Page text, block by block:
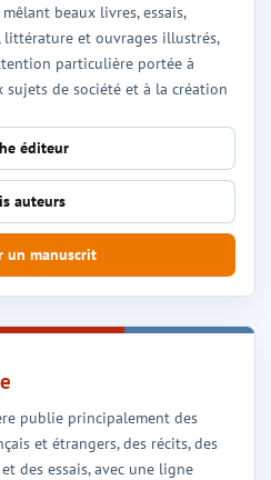
beaux livres, essais,
littérature et ouvrages illustrés,
particulière portée à
sujets de société et à la création
éditeur
auteurs
un manuscrit
publie principalement des
et étrangers, des récits, des
des essais, avec une ligne